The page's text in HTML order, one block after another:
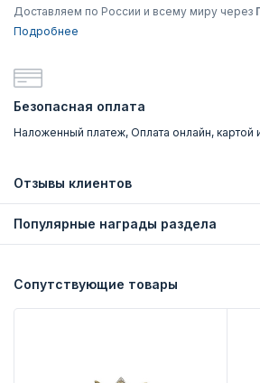
Доставляем по России и всему миру через
Подробнее
Безопасная оплата
Наложенный платеж, Оплата онлайн, картой
Отзывы клиентов
Популярные награды раздела
Сопутствующие товары